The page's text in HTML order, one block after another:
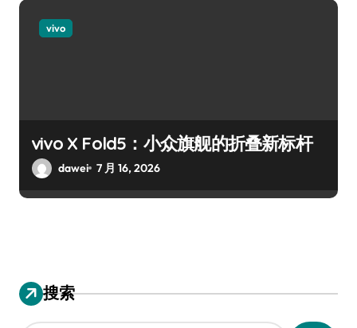
vivo
vivo X Fold5：小众旗舰的折叠新标杆
dawei 7 月 16, 2026
搜索